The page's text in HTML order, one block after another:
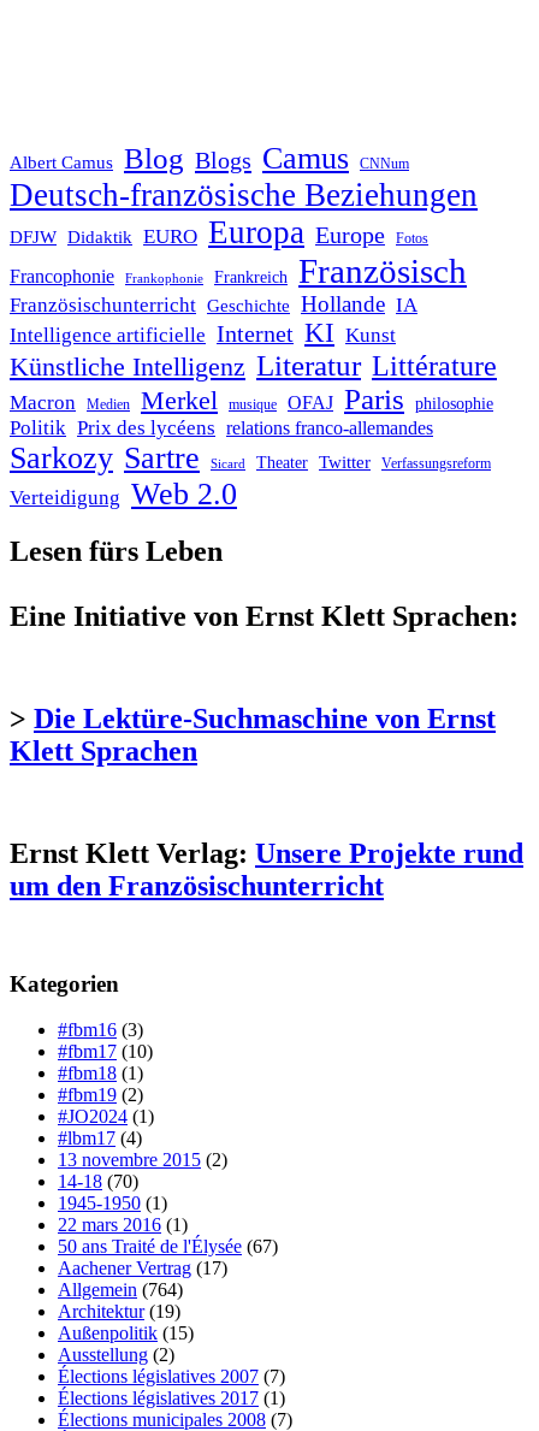
Albert Camus Blog Blogs Camus CNNum
Deutsch-französische Beziehungen
DFJW Didaktik EURO Europa Europe Fotos
Francophonie Frankophonie Frankreich Französisch
Französischunterricht Geschichte Hollande IA
Intelligence artificielle Internet KI Kunst
Künstliche Intelligenz Literatur Littérature
Macron Medien Merkel musique OFAJ Paris philosophie
Politik Prix des lycéens relations franco-allemandes
Sarkozy Sartre Sicard Theater Twitter Verfassungsreform
Verteidigung Web 2.0
Lesen fürs Leben
Eine Initiative von Ernst Klett Sprachen:
> Die Lektüre-Suchmaschine von Ernst
Klett Sprachen
Ernst Klett Verlag: Unsere Projekte rund
um den Französischunterricht
Kategorien
#fbm16 (3)
#fbm17 (10)
#fbm18 (1)
#fbm19 (2)
#JO2024 (1)
#lbm17 (4)
13 novembre 2015 (2)
14-18 (70)
1945-1950 (1)
22 mars 2016 (1)
50 ans Traité de l'Élysée (67)
Aachener Vertrag (17)
Allgemein (764)
Architektur(19)
Außenpolitik (15)
Ausstellung (2)
Élections législatives 2007 (7)
Élections législatives 2017 (1)
Élections municipales 2008 (7)